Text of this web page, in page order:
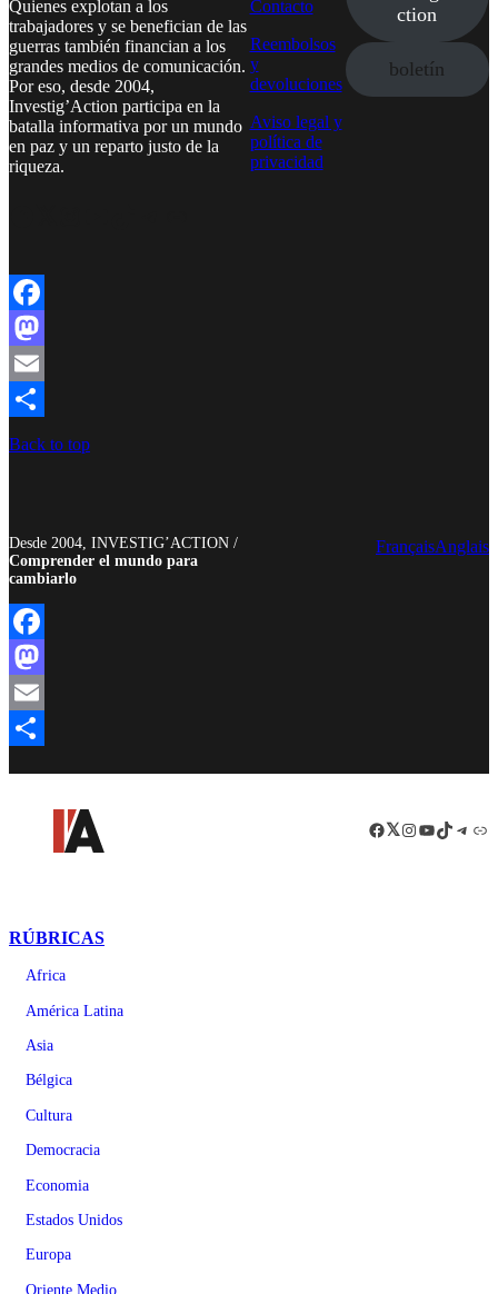
Quienes explotan a los
trabajadores y se benefician de las
guerras también financian a los
grandes medios de comunicación.
Por eso, desde 2004,
Investig’Action participa en la
batalla informativa por un mundo
en paz y un reparto justo de la
riqueza.
Contacto
Reembolsos
y
devoluciones
Aviso legal y
política de
privacidad
ction
boletín
Facebook
Mastodon
Email
Compartir
Back to top
Desde 2004, INVESTIG’ACTION /
Comprender el mundo para
cambiarlo
FrançaisAnglais
Facebook
Mastodon
Email
Facebook
LinkedIn
Instagram
YouTube
TikTok
RÚBRICAS
Africa
América Latina
Asia
Bélgica
Cultura
Democracia
Economia
Estados Unidos
Europa
Oriente Medio